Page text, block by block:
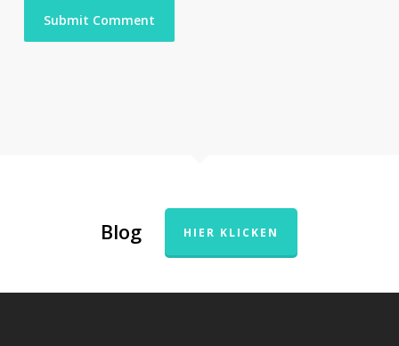
Blog HIER KLICKEN